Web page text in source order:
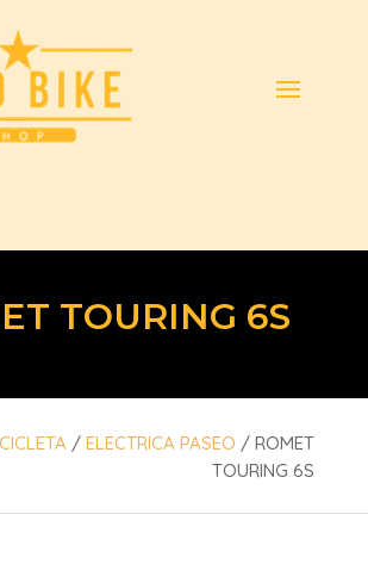
TOURING 6S
/ELECTRICA PASEO / ROMET
TOURING 6S